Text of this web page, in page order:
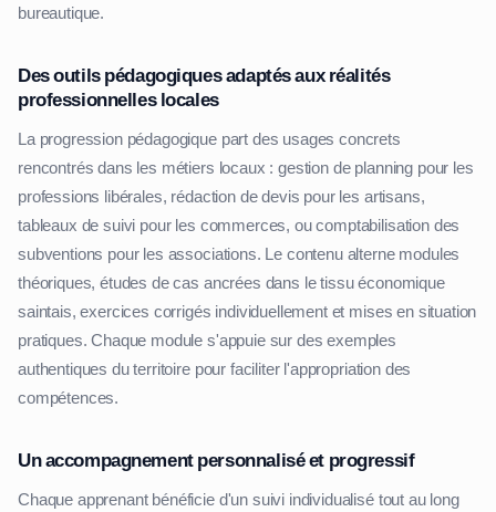
bureautique.
Des outils pédagogiques adaptés aux réalités
professionnelles locales
La progression pédagogique part des usages concrets
rencontrés dans les métiers locaux : gestion de planning pour les
professions libérales, rédaction de devis pour les artisans,
tableaux de suivi pour les commerces, ou comptabilisation des
subventions pour les associations. Le contenu alterne modules
théoriques, études de cas ancrées dans le tissu économique
saintais, exercices corrigés individuellement et mises en situation
pratiques. Chaque module s'appuie sur des exemples
authentiques du territoire pour faciliter l'appropriation des
compétences.
Un accompagnement personnalisé et progressif
Chaque apprenant bénéficie d'un suivi individualisé tout au long